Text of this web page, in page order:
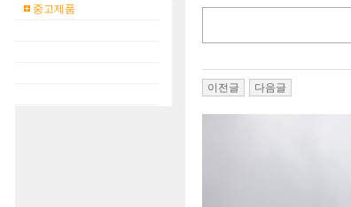
중고제품
이전글 다음글